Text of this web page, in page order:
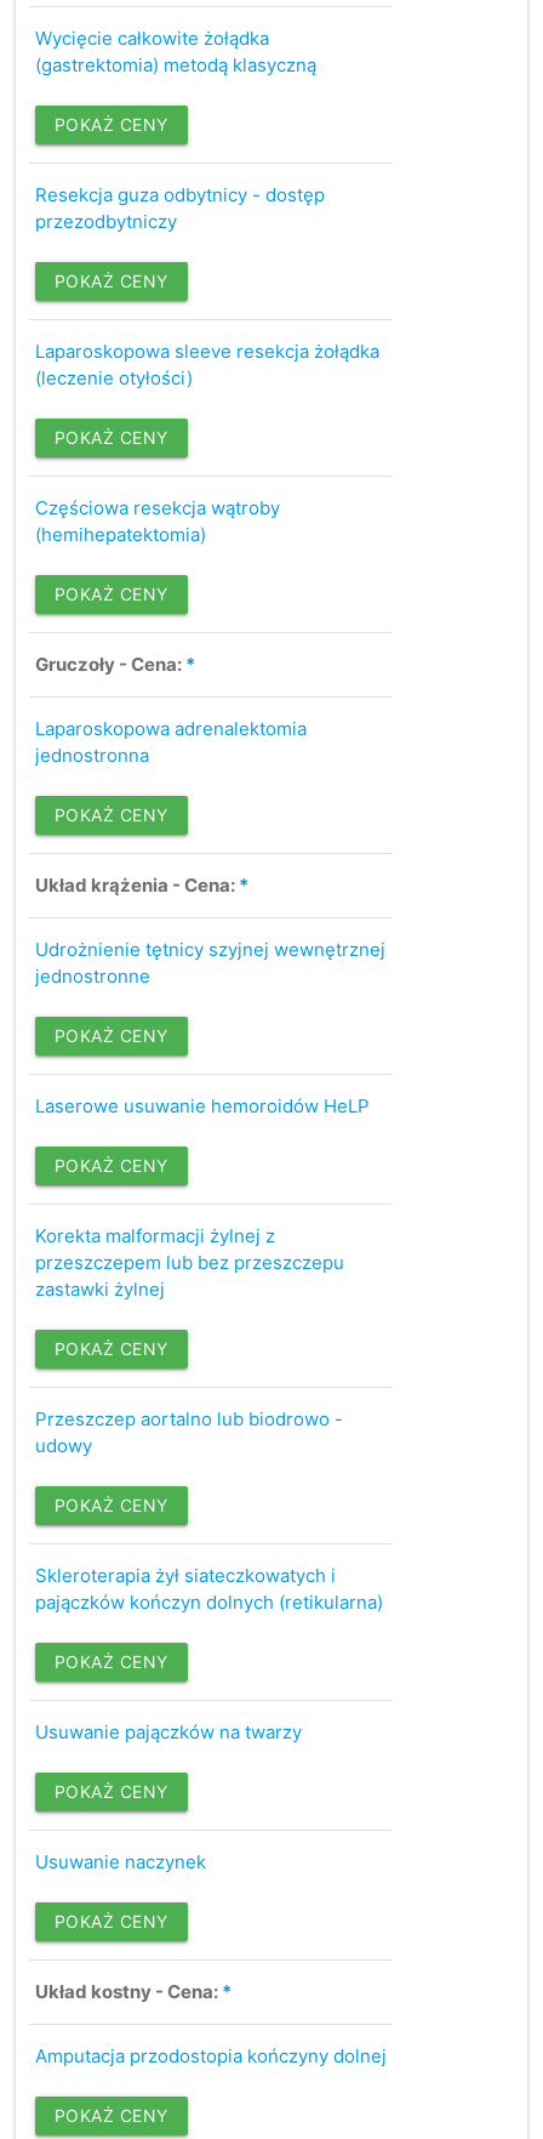
Wycięcie całkowite żołądka
(gastrektomia) metodą klasyczną
POKAŻ CENY
Resekcja guza odbytnicy - dostęp
przezodbytniczy
POKAŻ CENY
Laparoskopowa sleeve resekcja żołądka
(leczenie otyłości)
POKAŻ CENY
Częściowa resekcja wątroby
(hemihepatektomia)
POKAŻ CENY
Gruczoły - Cena: *
Laparoskopowa adrenalektomia
jednostronna
POKAŻ CENY
Układ krążenia - Cena: *
Udrożnienie tętnicy szyjnej wewnętrznej
jednostronne
POKAŻ CENY
Laserowe usuwanie hemoroidów HeLP
POKAŻ CENY
Korekta malformacji żylnej z
przeszczepem lub bez przeszczepu
zastawki żylnej
POKAŻ CENY
Przeszczep aortalno lub biodrowo -
udowy
POKAŻ CENY
Skleroterapia żył siateczkowatych i
pajączków kończyn dolnych (retikularna)
POKAŻ CENY
Usuwanie pajączków na twarzy
POKAŻ CENY
Usuwanie naczynek
POKAŻ CENY
Układ kostny - Cena: *
Amputacja przodostopia kończyny dolnej
POKAŻ CENY